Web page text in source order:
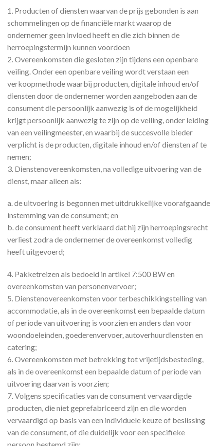
1. Producten of diensten waarvan de prijs gebonden is aan
schommelingen op de financiële markt waarop de
ondernemer geen invloed heeft en die zich binnen de
herroepingstermijn kunnen voordoen
2. Overeenkomsten die gesloten zijn tijdens een openbare
veiling. Onder een openbare veiling wordt verstaan een
verkoopmethode waarbij producten, digitale inhoud en/of
diensten door de ondernemer worden aangeboden aan de
consument die persoonlijk aanwezig is of de mogelijkheid
krijgt persoonlijk aanwezig te zijn op de veiling, onder leiding
van een veilingmeester, en waarbij de succesvolle bieder
verplicht is de producten, digitale inhoud en/of diensten af te
nemen;
3. Dienstenovereenkomsten, na volledige uitvoering van de
dienst, maar alleen als:
a. de uitvoering is begonnen met uitdrukkelijke voorafgaande
instemming van de consument; en
b. de consument heeft verklaard dat hij zijn herroepingsrecht
verliest zodra de ondernemer de overeenkomst volledig
heeft uitgevoerd;
4. Pakketreizen als bedoeld in artikel 7:500 BW en
overeenkomsten van personenvervoer;
5. Dienstenovereenkomsten voor terbeschikkingstelling van
accommodatie, als in de overeenkomst een bepaalde datum
of periode van uitvoering is voorzien en anders dan voor
woondoeleinden, goederenvervoer, autoverhuurdiensten en
catering;
6. Overeenkomsten met betrekking tot vrijetijdsbesteding,
als in de overeenkomst een bepaalde datum of periode van
uitvoering daarvan is voorzien;
7. Volgens specificaties van de consument vervaardigde
producten, die niet geprefabriceerd zijn en die worden
vervaardigd op basis van een individuele keuze of beslissing
van de consument, of die duidelijk voor een specifieke